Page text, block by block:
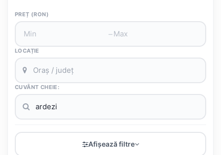
PREȚ (RON)
–
LOCAȚIE
CUVÂNT CHEIE:
Afișează filtre